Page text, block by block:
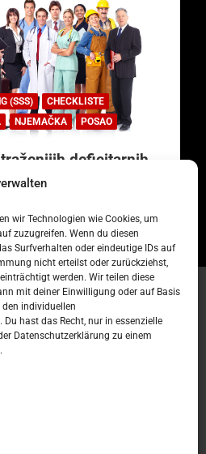
wir Technologien wie Cookies, um
zuzugreifen. Wenn du diesen
Surfverhalten oder eindeutige IDs auf
nicht erteilst oder zurückziehst,
werden. Wir teilen diese
mit deiner Einwilligung oder auf Basis
individuellen
hast das Recht, nur in essenzielle
Datenschutzerklärung zu einem
(SSS)
CHECKLISTE
NJEMAČKA POSAO
deficitarnih
u Njemačkoj.